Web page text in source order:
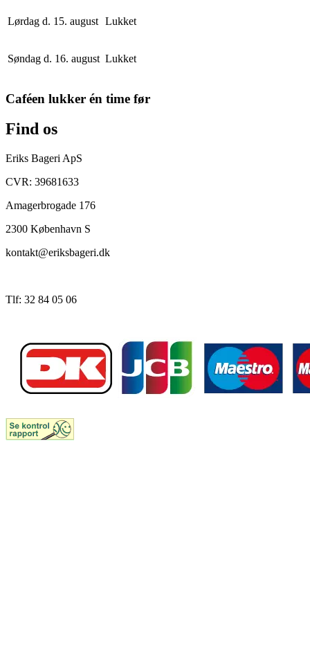
Lørdag d. 15. august Lukket
Søndag d. 16. august Lukket
Caféen lukker én time før
Find os
Eriks Bageri ApS
CVR: 39681633
Amagerbrogade 176
2300 København S
kontakt@eriksbageri.dk
Tlf: 32 84 05 06